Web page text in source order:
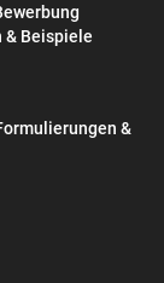
& Beispiele
&